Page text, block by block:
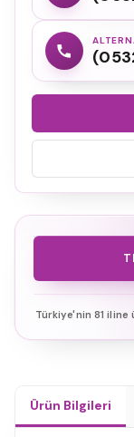
Türkiye'nin 81
Ürün Bilgileri